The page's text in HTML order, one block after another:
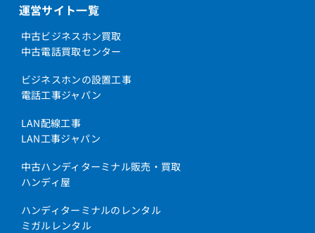
運営サイト一覧
中古ビジネスホン買取
中古電話買取センター
ビジネスホンの設置工事
電話工事ジャパン
LAN配線工事
LAN工事ジャパン
中古ハンディターミナル販売・買取
ハンディ屋
ハンディターミナルのレンタル
ミガルレンタル